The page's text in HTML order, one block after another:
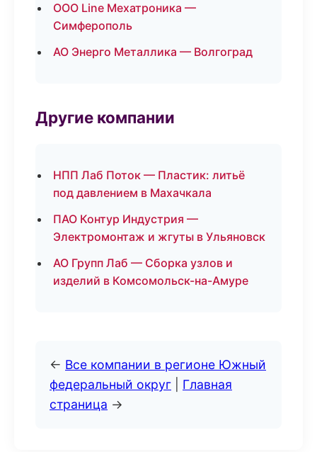
ООО Line Мехатроника —
Симферополь
АО Энерго Металлика — Волгоград
Другие компании
НПП Лаб Поток — Пластик: литьё
под давлением в Махачкала
ПАО Контур Индустрия —
Электромонтаж и жгуты в Ульяновск
АО Групп Лаб — Сборка узлов и
изделий в Комсомольск-на-Амуре
← Все компании в регионе Южный
федеральный округ
Главная
страница →